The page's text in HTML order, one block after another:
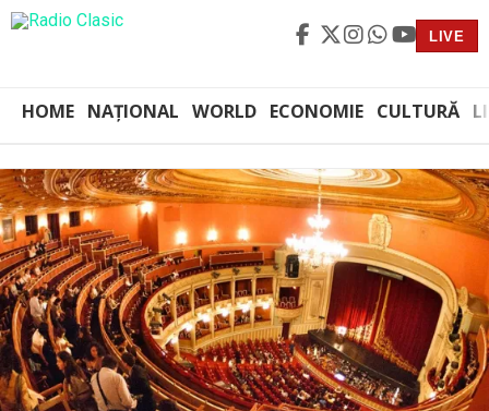
LIVE
HOME NAȚIONAL WORLD ECONOMIE CULTURĂ